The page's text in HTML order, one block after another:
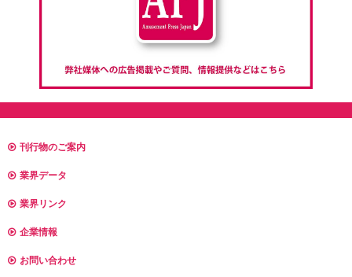
刊行物のご案内
業界データ
業界リンク
企業情報
お問い合わせ